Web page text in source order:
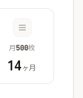
月500枚
14ヶ月